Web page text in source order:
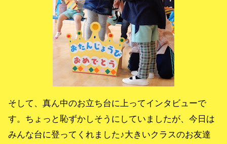
そして、真ん中のお立ち台に上ってインタビューで
す。ちょっと恥ずかしそうにしていましたが、今日は
みんな台に登ってくれました♪大きいクラスのお友達